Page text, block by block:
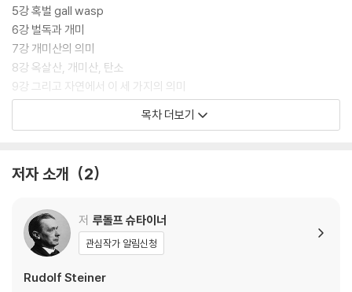
5강 혹벌 gall wasp
6강 벌독과 개미
7강 개미산의 의미
8강 옥살산, 개미산, 탄소
9강 그리고 자연에서 이 세 가지의 의미
목차 더보기
저자 소개 2
저 루돌프 슈타이너
관심작가 알림신청
Rudolf Steiner